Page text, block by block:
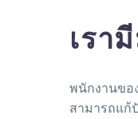
เรา
พนักงานขอ
สามารถแก้